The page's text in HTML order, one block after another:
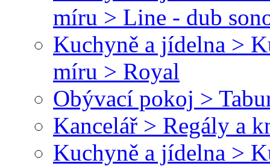
míru > Line - dub
Kuchyně a jídelna >
míru > Royal
Obývací pokoj >
Kancelář > Regály a
Kuchyně a jídelna >